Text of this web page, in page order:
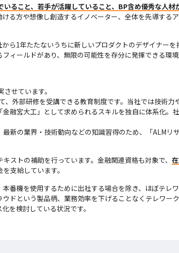
いること、若手が活躍していること、BP含め優秀な人材
る方や想像し創造するイノベーター、全体を先導する
ら1年たたないうちに新しいプロダクトのデザイナー
ィールドがあり、無限の可能性を存分に発揮できる環境
せています。
、外部研修を受講できる教育制度です。当社では技術
融宮大工」として求められるスキルを独自に体系化。
最新の業界・技術動向などの知識習得のため、「ALMリ
ストの補助を行っています。金融関連資格も対象で、
支給しています。
番機を使用するために出社する場合を除き、ほぼテレ
ドという製品柄、業務効率を下げることなくテレワーク
を検討している状況です。